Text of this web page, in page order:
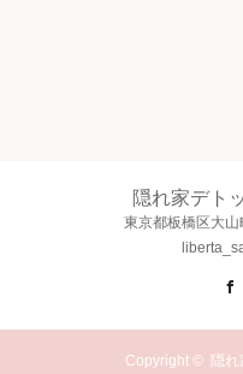
隠れ家デト
東京都板橋区大
Copyright © 隠